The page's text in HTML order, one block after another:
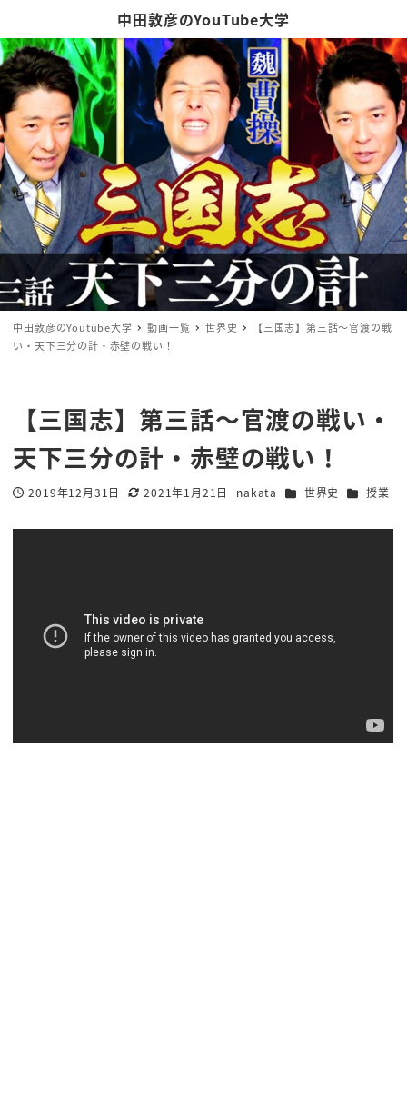
中田敦彦のYouTube大学
中田敦彦のYoutube大学 動画一覧 世界史
【三国志】第三話〜官渡の戦
い・天下三分の計・赤壁の戦い！
【三国志】第三話〜官渡の戦い・
天下三分の計・赤壁の戦い！
投稿日
2019年12月31日
更新日
2021年1月21日
著
nakata カテゴリー
世界史 カテゴリー
授業